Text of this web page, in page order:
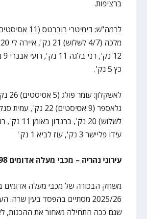
ברציפות.
כץ 5 נק'.
עידו פליישר 3 נק', עוז לביא 1 נק'
עירוני נהריה – מכבי מעלה אדומים 78:98
משחק הבכורה של מכבי מעלה אדומים
2025/26 מסתיים בהפסד בעין
שגם ככה התחילה מאחור את ההכנות,